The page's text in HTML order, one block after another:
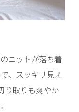
ニットが落ち着
、スッキリ見え
り取りも爽やか